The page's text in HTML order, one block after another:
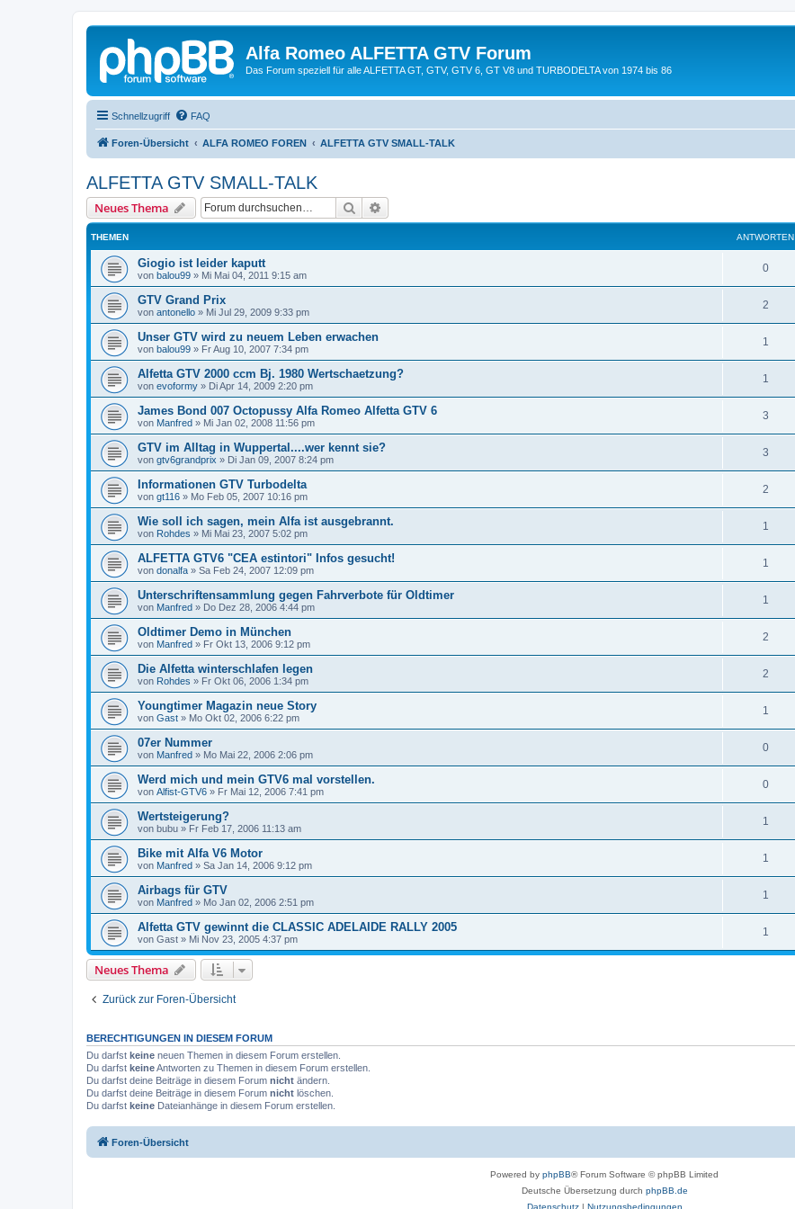
Alfa Romeo ALFETTA GTV Forum
Das Forum speziell für alle ALFETTA GT, GTV, GTV 6, GT V8 und TURBODELTA von 1974 bis 86
Schnellzugriff FAQ
Foren-Übersicht ALFA ROMEO FOREN ALFETTA GTV SMALL-TALK
ALFETTA GTV SMALL-TALK
Neues Thema Suche
THEMEN ANTWORTEN
Giogio ist leider kaputt
von balou99 » Mi Mai 04, 2011 9:15 am
0
GTV Grand Prix
von antonello » Mi Jul 29, 2009 9:33 pm
2
Unser GTV wird zu neuem Leben erwachen
von balou99 » Fr Aug 10, 2007 7:34 pm
1
Alfetta GTV 2000 ccm Bj. 1980 Wertschaetzung?
von evoformy » Di Apr 14, 2009 2:20 pm
1
James Bond 007 Octopussy Alfa Romeo Alfetta GTV 6
von Manfred » Mi Jan 02, 2008 11:56 pm
3
GTV im Alltag in Wuppertal....wer kennt sie?
von gtv6grandprix » Di Jan 09, 2007 8:24 pm
3
Informationen GTV Turbodelta
von gt116 » Mo Feb 05, 2007 10:16 pm
2
Wie soll ich sagen, mein Alfa ist ausgebrannt.
von Rohdes » Mi Mai 23, 2007 5:02 pm
1
ALFETTA GTV6 "CEA estintori" Infos gesucht!
von donalfa » Sa Feb 24, 2007 12:09 pm
1
Unterschriftensammlung gegen Fahrverbote für Oldtimer
von Manfred » Do Dez 28, 2006 4:44 pm
1
Oldtimer Demo in München
von Manfred » Fr Okt 13, 2006 9:12 pm
2
Die Alfetta winterschlafen legen
von Rohdes » Fr Okt 06, 2006 1:34 pm
2
Youngtimer Magazin neue Story
von Gast » Mo Okt 02, 2006 6:22 pm
1
07er Nummer
von Manfred » Mo Mai 22, 2006 2:06 pm
0
Werd mich und mein GTV6 mal vorstellen.
von Alfist-GTV6 » Fr Mai 12, 2006 7:41 pm
0
Wertsteigerung?
von bubu » Fr Feb 17, 2006 11:13 am
1
Bike mit Alfa V6 Motor
von Manfred » Sa Jan 14, 2006 9:12 pm
1
Airbags für GTV
von Manfred » Mo Jan 02, 2006 2:51 pm
1
Alfetta GTV gewinnt die CLASSIC ADELAIDE RALLY 2005
von Gast » Mi Nov 23, 2005 4:37 pm
1
Neues Thema
Zurück zur Foren-Übersicht
BERECHTIGUNGEN IN DIESEM FORUM
Du darfst keine neuen Themen in diesem Forum erstellen.
Du darfst keineAntworten zu Themen in diesem Forum erstellen.
Du darfst deine Beiträge in diesem Forum nicht ändern.
Du darfst deine Beiträge in diesem Forum nicht löschen.
Du darfst keine Dateianhänge in diesem Forum erstellen.
Foren-Übersicht
Powered by phpBB® Forum Software © phpBB Limited
Deutsche Übersetzung durch phpBB.de
Datenschutz| Nutzungsbedingungen